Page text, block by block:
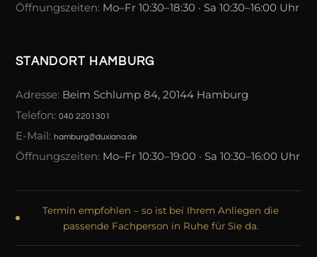
Öffnungszeiten: Mo–Fr 10:30–18:30 · Sa 10:30–16:00 Uhr
STANDORT HAMBURG
Adresse: Beim Schlump 84, 20144 Hamburg
Telefon: 040 2201301
E-Mail: hamburg@duxiana.de
Öffnungszeiten: Mo–Fr 10:30–19:00 · Sa 10:30–16:00 Uhr
Termin empfohlen – so ist bei Ihrem Anliegen die
passende Fachperson in Ruhe für Sie da.